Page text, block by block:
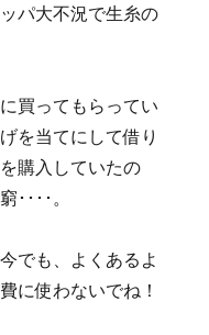
パ大不況で生糸の
買ってもらってい
を当てにして借り
購入していたの
････。
でも、よくあるよ
に使わないでね！